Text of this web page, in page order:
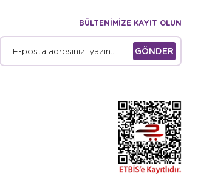
BÜLTENİMİZE KAYIT OLUN
GÖNDER